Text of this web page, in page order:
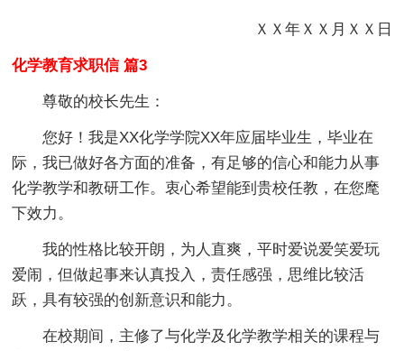
ＸＸ年ＸＸ月ＸＸ日
化学教育求职信 篇3
尊敬的校长先生：
您好！我是XX化学学院XX年应届毕业生，毕业在
际，我已做好各方面的准备，有足够的信心和能力从事
化学教学和教研工作。衷心希望能到贵校任教，在您麾
下效力。
我的性格比较开朗，为人直爽，平时爱说爱笑爱玩
爱闹，但做起事来认真投入，责任感强，思维比较活
跃，具有较强的创新意识和能力。
在校期间，主修了与化学及化学教学相关的课程与